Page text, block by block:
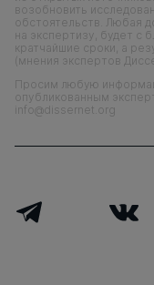
возобновить
обстоятельств. Любая
на экспертизу, будет с
кратчайшие сроки, а
(мнения экспертов
Просим любую
опубликованным
info@dissernet.org